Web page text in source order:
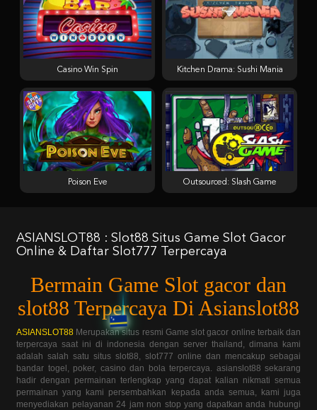
Casino Win Spin
Poison Eve Outsourced: Slash Game
Kitchen Drama: Sushi Mania
ASIANSLOT88 : Slot88 Situs Game Slot Gacor
Online & Daftar Slot777 Terpercaya
Bermain Game Slot gacor dan
slot88 Terpercaya Di Asianslot88
ASIANSLOT88 Merupakan situs resmi Game slot gacor online terbaik dan
terpercaya saat ini di indonesia dengan server thailand, dimana kami
adalah salah satu situs slot88, slot777 online dan mencakup sebagai
bandar togel, poker, casino dan bola terpercaya. asianslot88 sekarang
hadir dengan permainan terlengkap yang dapat kalian nikmati semua
permainan yang kami persembahkan kepada anda semua, kami juga
menyediakan pelayanan 24 jam non stop yang dapatkan anda hubungi